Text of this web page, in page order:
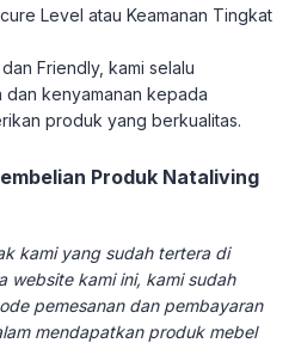
Level atau Keamanan Tingkat
Friendly, kami selalu
dan kenyamanan kepada
produk yang berkualitas.
Produk Nataliving
kami yang sudah tertera di
website kami ini, kami sudah
pemesanan dan pembayaran
mendapatkan produk mebel